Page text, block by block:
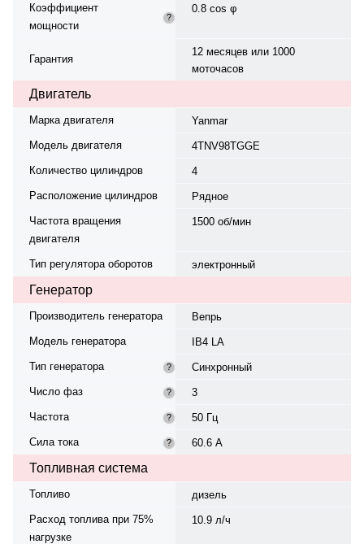
Коэффициент
мощности
?
0.8 cos φ
Гарантия
12 месяцев или 1000
моточасов
Двигатель
Марка двигателя
Yanmar
Модель двигателя
4TNV98TGGE
Количество цилиндров
4
Расположение цилиндров
Рядное
Частота вращения
двигателя
1500 об/мин
Тип регулятора оборотов электронный
Генератор
Производитель генератора
Вепрь
Модель генератора
IB4 LA
Тип генератора
?
Синхронный
Число фаз
?
3
Частота
?
50 Гц
Сила тока
? 60.6 А
Топливная система
Топливо
дизель
Расход топлива при 75%
нагрузке
10.9 л/ч